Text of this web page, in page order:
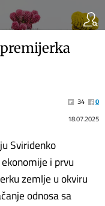
34
0
18.07.2025
Sviridenko
i prvu
zemlje u okviru
odnosa sa